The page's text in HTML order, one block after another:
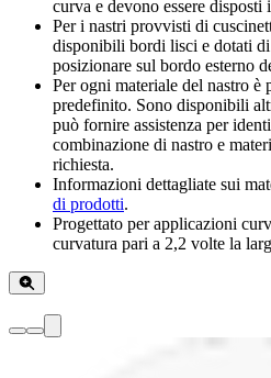
curva e devono essere disposti
Per i nastri provvisti di
disponibili bordi lisci e dotati
posizionare sul bordo esterno
Per ogni materiale del nastro è
predefinito. Sono disponibili
può fornire assistenza per
combinazione di nastro e
richiesta.
Informazioni dettagliate sui
di prodotti.
Progettato per applicazioni
curvatura pari a 2,2 volte la